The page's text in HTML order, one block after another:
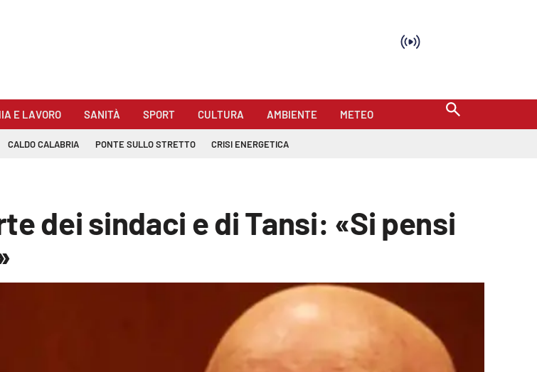
E LAVORO SANITÀ SPORT CULTURA AMBIENTE METEO
CALDO CALABRIA PONTE SULLO STRETTO CRISI ENERGETICA
dei sindaci e di Tansi: «Si pensi